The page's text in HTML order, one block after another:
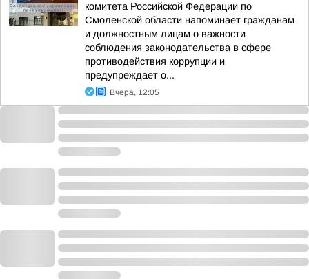
комитета Российской Федерации по
Смоленской области напоминает гражданам
и должностным лицам о важности
соблюдения законодательства в сфере
противодействия коррупции и
предупреждает о...
Вчера, 12:05